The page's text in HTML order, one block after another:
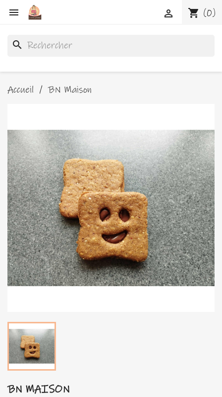
 shopping_cart (0)

search
Accueil BN Maison
BN MAISON